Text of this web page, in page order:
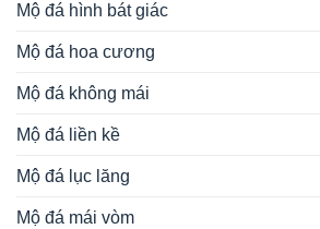
Mộ đá hình bát giác
Mộ đá hoa cương
Mộ đá không mái
Mộ đá liền kề
Mộ đá lục lăng
Mộ đá mái vòm